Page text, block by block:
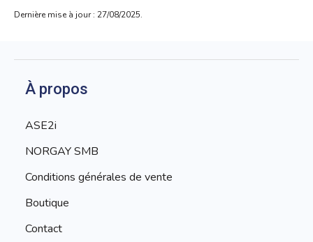
Dernière mise à jour : 27/08/2025.
À propos
ASE2i
NORGAY SMB
Conditions générales de vente
Boutique
Contact